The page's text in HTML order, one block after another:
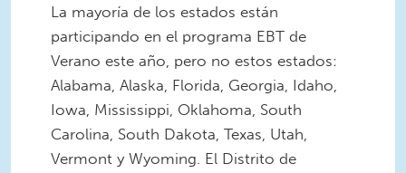
La mayoría de los estados están
participando en el programa EBT de
Verano este año, pero no estos estados:
Alabama, Alaska, Florida, Georgia, Idaho,
Iowa, Mississippi, Oklahoma, South
Carolina, South Dakota, Texas, Utah,
Vermont y Wyoming. El Distrito de